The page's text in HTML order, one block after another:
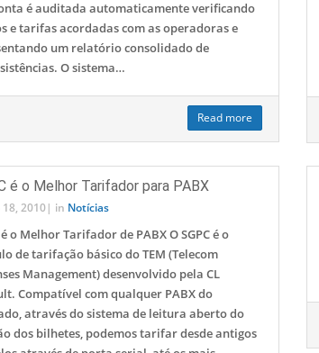
é auditada automaticamente verificando
e tarifas acordadas com as operadoras e
um relatório consolidado de
O sistema…
Read more
é o Melhor Tarifador para PABX
2010 | in Notícias
é o Melhor Tarifador de PABX O SGPC é o
de tarifação básico do TEM (Telecom
Management) desenvolvido pela CL
Compatível com qualquer PABX do
através do sistema de leitura aberto do
dos bilhetes, podemos tarifar desde antigos